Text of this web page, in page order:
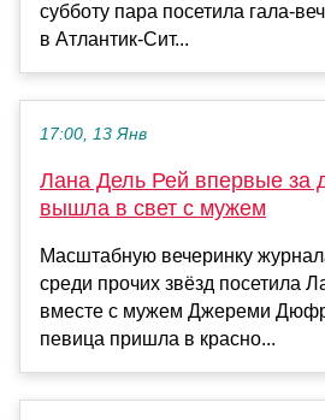
субботу пара посетила гала-
в Атлантик-Сит...
17:00, 13 Янв
Лана Дель Рей впервые за
вышла в свет с мужем
Масштабную вечеринку
среди прочих звёзд посетила
вместе с мужем Джереми
певица пришла в красно...